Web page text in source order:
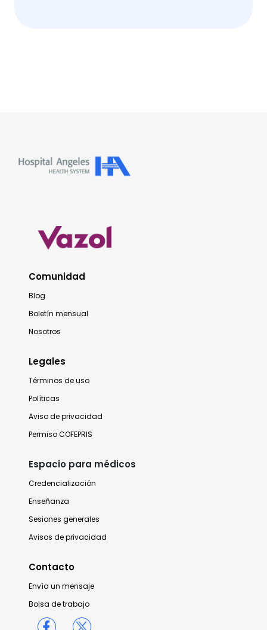
Comunidad
Blog
Boletín mensual
Nosotros
Legales
Términos de uso
Políticas
Aviso de privacidad
Permiso COFEPRIS
Espacio para médicos
Credencialización
Enseñanza
Sesiones generales
Avisos de privacidad
Contacto
Envía un mensaje
Bolsa de trabajo